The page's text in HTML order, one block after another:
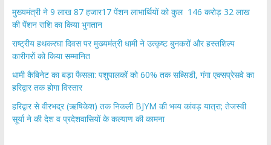
मुख्यमंत्री ने 9 लाख 87 हजार17 पेंशन लाभार्थियों को कुल 146 करोड़ 32 लाख
की पेंशन राशि का किया भुगतान
राष्ट्रीय हथकरघा दिवस पर मुख्यमंत्री धामी ने उत्कृष्ट बुनकरों और हस्तशिल्प
कारीगरों को किया सम्मानित
​धामी कैबिनेट का बड़ा फैसला: पशुपालकों को 60% तक सब्सिडी, गंगा एक्सप्रेसवे का
हरिद्वार तक होगा विस्तार
​हरिद्वार से वीरभद्र (ऋषिकेश) तक निकली BJYM की भव्य कांवड़ यात्रा; तेजस्वी
सूर्या ने की देश व प्रदेशवासियों के कल्याण की कामना